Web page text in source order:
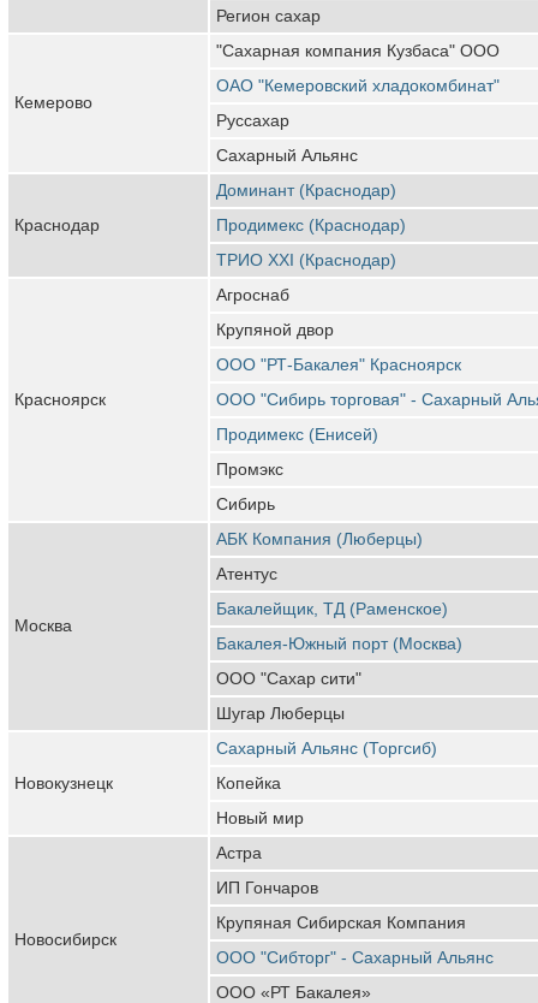
Регион сахар
Кемерово
"Сахарная компания Кузбаса" ООО
ОАО "Кемеровский хладокомбинат"
Руссахар
Сахарный Альянс
Краснодар
Доминант (Краснодар)
Продимекс (Краснодар)
ТРИО XXI (Краснодар)
Красноярск
Агроснаб
Крупяной двор
ООО "РТ-Бакалея" Красноярск
ООО "Сибирь торговая" - Сахарный
Продимекс (Енисей)
Промэкс
Сибирь
Москва
АБК Компания (Люберцы)
Атентус
Бакалейщик, ТД (Раменское)
Бакалея-Южный порт (Москва)
ООО "Сахар сити"
Шугар Люберцы
Новокузнецк
Сахарный Альянс (Торгсиб)
Копейка
Новый мир
Новосибирск
Астра
ИП Гончаров
Крупяная Сибирская Компания
ООО "Сибторг" - Сахарный Альянс
ООО «РТ Бакалея»